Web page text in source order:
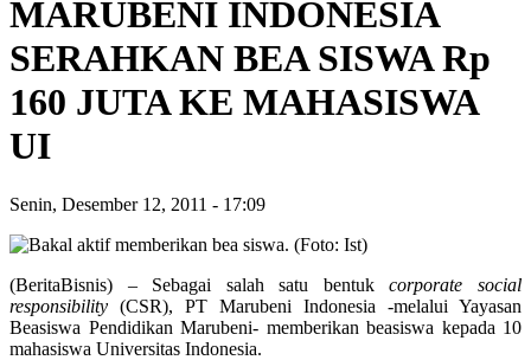
MARUBENI INDONESIA
SERAHKAN BEA SISWA Rp
160 JUTA KE MAHASISWA
UI
Senin, Desember 12, 2011 - 17:09
(BeritaBisnis) – Sebagai salah satu bentukcorporate social
responsibility (CSR), PT Marubeni Indonesia -melalui Yayasan
Beasiswa Pendidikan Marubeni- memberikan beasiswa kepada 10
mahasiswa Universitas Indonesia.